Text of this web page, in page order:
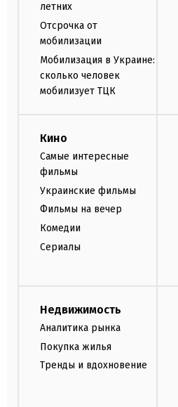
летних
Отсрочка от
мобилизации
Мобилизация в Украине:
сколько человек
мобилизует ТЦК
Кино
Самые интересные
фильмы
Украинские фильмы
Фильмы на вечер
Комедии
Сериалы
Недвижимость
Аналитика рынка
Покупка жилья
Тренды и вдохновение